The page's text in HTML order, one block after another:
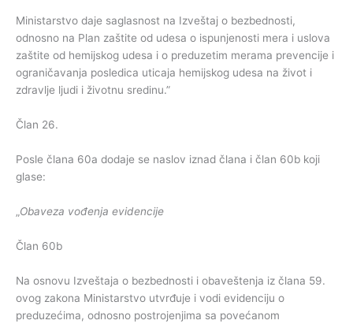
Ministarstvo daje saglasnost na Izveštaj o bezbednosti,
odnosno na Plan zaštite od udesa o ispunjenosti mera i uslova
zaštite od hemijskog udesa i o preduzetim merama prevencije i
ograničavanja posledica uticaja hemijskog udesa na život i
zdravlje ljudi i životnu sredinu.”
Član 26.
Posle člana 60a dodaje se naslov iznad člana i član 60b koji
glase:
„ Obaveza vođenja evidencije
Član 60b
Na osnovu Izveštaja o bezbednosti i obaveštenja iz člana 59.
ovog zakona Ministarstvo utvrđuje i vodi evidenciju o
preduzećima, odnosno postrojenjima sa povećanom